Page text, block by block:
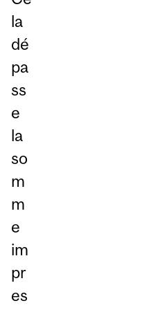
la
dé
pa
ss
e
la
so
m
m
e
im
pr
es